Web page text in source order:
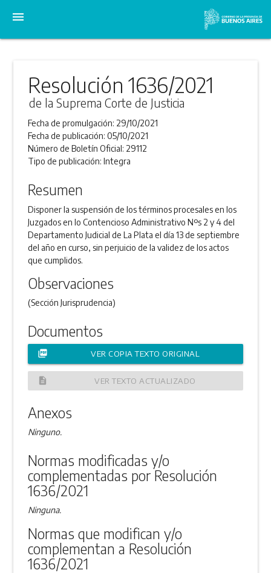
menu
Resolución 1636/2021
de la Suprema Corte de Justicia
Fecha de promulgación: 29/10/2021
Fecha de publicación:05/10/2021
Número de Boletín Oficial: 29112
Tipo de publicación:Integra
Resumen
Disponer la suspensión de los términos procesales en los
Juzgados en lo Contencioso Administrativo Nºs 2 y 4 del
Departamento Judicial de La Plata el día 13 de septiembre
del año en curso, sin perjuicio de la validez de los actos
que cumplidos.
Observaciones
(Sección Jurisprudencia)
Documentos
picture_as_pdf VER COPIA TEXTO ORIGINAL
description VER TEXTO ACTUALIZADO
Anexos
Ninguno.
Normas modificadas y/o
complementadas por Resolución
1636/2021
Ninguna.
Normas que modifican y/o
complementan a Resolución
1636/2021